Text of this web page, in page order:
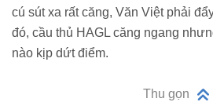
cú sút xa rất căng, Văn Việt phải
đó, cầu thủ HAGL căng ngang
nào kịp dứt điểm.
Thu gọn